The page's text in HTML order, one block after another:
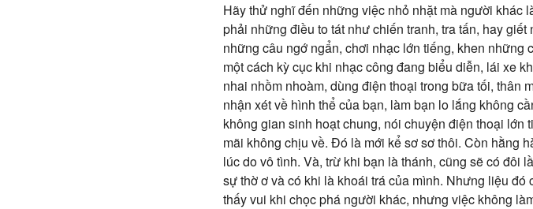
Hãy thử nghĩ đến những việc nhỏ nhặt mà người khác
phải những điều to tát như chiến tranh, tra tấn, hay
những câu ngớ ngẩn, chơi nhạc lớn tiếng, khen
một cách kỳ cục khi nhạc công đang biểu diễn, lái xe
nhai nhồm nhoàm, dùng điện thoại trong bữa tối, thân
nhận xét về hình thể của bạn, làm bạn lo lắng không
không gian sinh hoạt chung, nói chuyện điện thoại
mãi không chịu về. Đó là mới kể sơ sơ thôi. Còn hằng
lúc do vô tình. Và, trừ khi bạn là thánh, cũng sẽ có đôi
sự thờ ơ và có khi là khoái trá của mình. Nhưng liệu
thấy vui khi chọc phá người khác, nhưng việc không